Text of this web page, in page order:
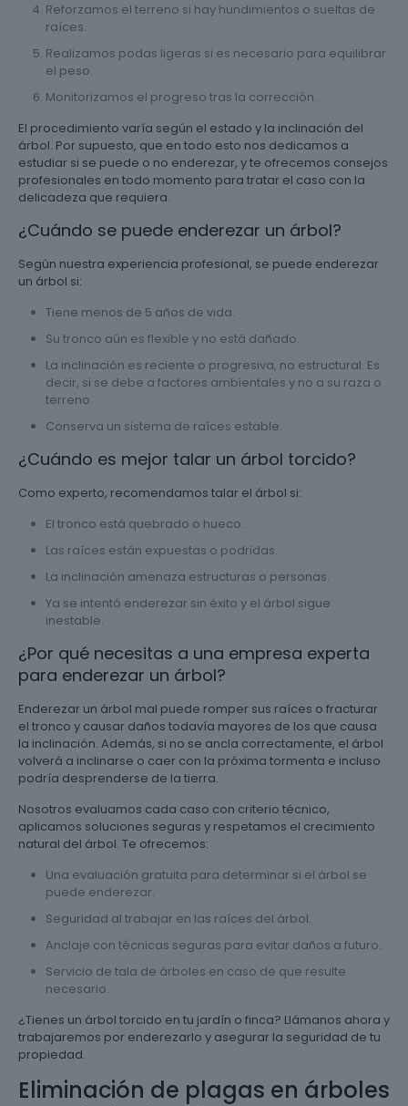
Reforzamos el terreno si hay hundimientos o sueltas de
raíces.
Realizamos podas ligeras si es necesario para equilibrar
el peso.
Monitorizamos el progreso tras la corrección.
El procedimiento varía según el estado y la inclinación del
árbol. Por supuesto, que en todo esto nos dedicamos a
estudiar si se puede o no enderezar, y te ofrecemos consejos
profesionales en todo momento para tratar el caso con la
delicadeza que requiera.
¿Cuándo se puede enderezar un árbol?
Según nuestra experiencia profesional, se puede enderezar
un árbol si:
Tiene menos de 5 años de vida.
Su tronco aún es flexible y no está dañado.
La inclinación es reciente o progresiva, no estructural. Es
decir, si se debe a factores ambientales y no a su raza o
terreno.
Conserva un sistema de raíces estable.
¿Cuándo es mejor talar un árbol torcido?
Como experto, recomendamos talar el árbol si:
El tronco está quebrado o hueco.
Las raíces están expuestas o podridas.
La inclinación amenaza estructuras o personas.
Ya se intentó enderezar sin éxito y el árbol sigue
inestable.
¿Por qué necesitas a una empresa experta
para enderezar un árbol?
Enderezar un árbol mal puede romper sus raíces o fracturar
el tronco y causar daños todavía mayores de los que causa
la inclinación. Además, si no se ancla correctamente, el árbol
volverá a inclinarse o caer con la próxima tormenta e incluso
podría desprenderse de la tierra.
Nosotros evaluamos cada caso con criterio técnico,
aplicamos soluciones seguras y respetamos el crecimiento
natural del árbol. Te ofrecemos:
Una evaluación gratuita para determinar si el árbol se
puede enderezar.
Seguridad al trabajar en las raíces del árbol.
Anclaje con técnicas seguras para evitar daños a futuro.
Servicio de tala de árboles en caso de que resulte
necesario.
¿Tienes un árbol torcido en tu jardín o finca? Llámanos ahora y
trabajaremos por enderezarlo y asegurar la seguridad de tu
propiedad.
Eliminación de plagas en árboles